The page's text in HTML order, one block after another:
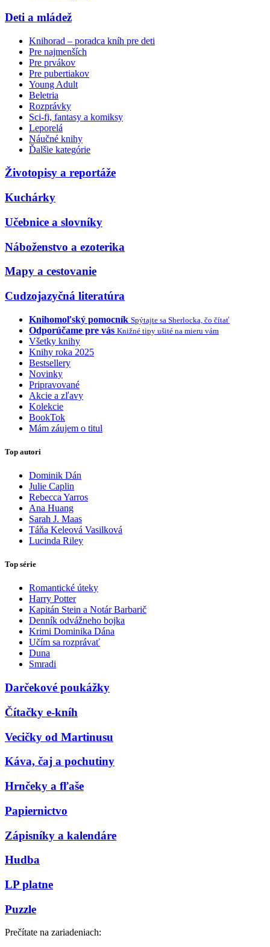
Deti a mládež
Knihorad – poradca kníh pre deti
Pre najmenších
Pre prvákov
Pre pubertiakov
Young Adult
Beletria
Rozprávky
Sci-fi, fantasy a komiksy
Leporelá
Náučné knihy
Ďalšie kategórie
Životopisy a reportáže
Kuchárky
Učebnice a slovníky
Náboženstvo a ezoterika
Mapy a cestovanie
Cudzojazyčná literatúra
Knihomoľský pomocník Spýtajte sa Sherlocka, čo čítať
Odporúčame pre vás Knižné tipy ušité na mieru vám
Všetky knihy
Knihy roka 2025
Bestsellery
Novinky
Pripravované
Akcie a zľavy
Kolekcie
BookTok
Mám záujem o titul
Top autori
Dominik Dán
Julie Caplin
Rebecca Yarros
Ana Huang
Sarah J. Maas
Táňa Keleová Vasilková
Lucinda Riley
Top série
Romantické úteky
Harry Potter
Kapitán Stein a Notár Barbarič
Denník odvážneho bojka
Krimi Dominika Dána
Učím sa rozprávať
Duna
Smradi
Darčekové poukážky
Čítačky e-kníh
Vecičky od Martinusu
Káva, čaj a pochutiny
Hrnčeky a fľaše
Papiernictvo
Zápisníky a kalendáre
Hudba
LP platne
Puzzle
Prečítate na zariadeniach: